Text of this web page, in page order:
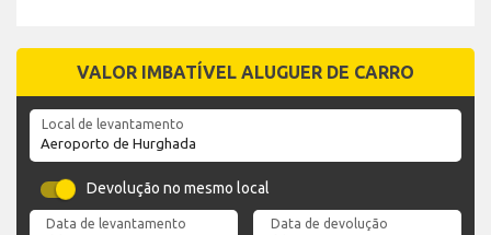
VALOR IMBATÍVEL ALUGUER DE CARRO
Local de levantamento
Devolução no mesmo local
Data de levantamento Data de devolução